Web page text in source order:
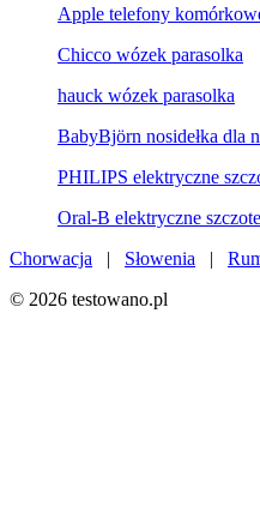
Apple telefony
Chicco wózek parasolka
hauck wózek parasolka
BabyBjörn nosidełka dla
PHILIPS elektryczne
Oral-B elektryczne
Chorwacja | Słowenia |
© 2026 testowano.pl